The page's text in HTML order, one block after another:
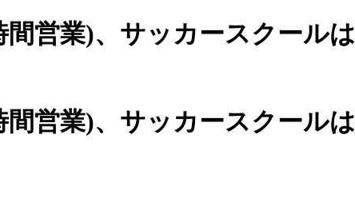
営業)、 サッカースクールは
営業)、サッカースクールは